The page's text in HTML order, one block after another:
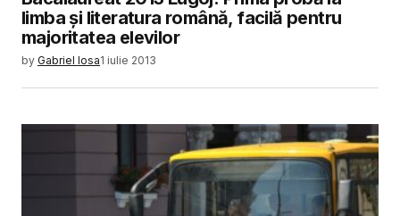
limba și literatura română, facilă pentru
majoritatea elevilor
by Gabriel Iosa1 iulie 2013